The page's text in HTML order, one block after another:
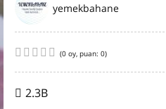
yemekbahane
(0 oy, puan: 0)
2.3B